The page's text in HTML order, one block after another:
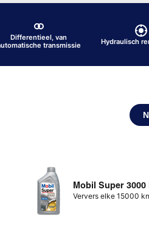
Differentieel, van
transmissie
Hydraulisch
Mobil Super 3000
Ververs elke 15000